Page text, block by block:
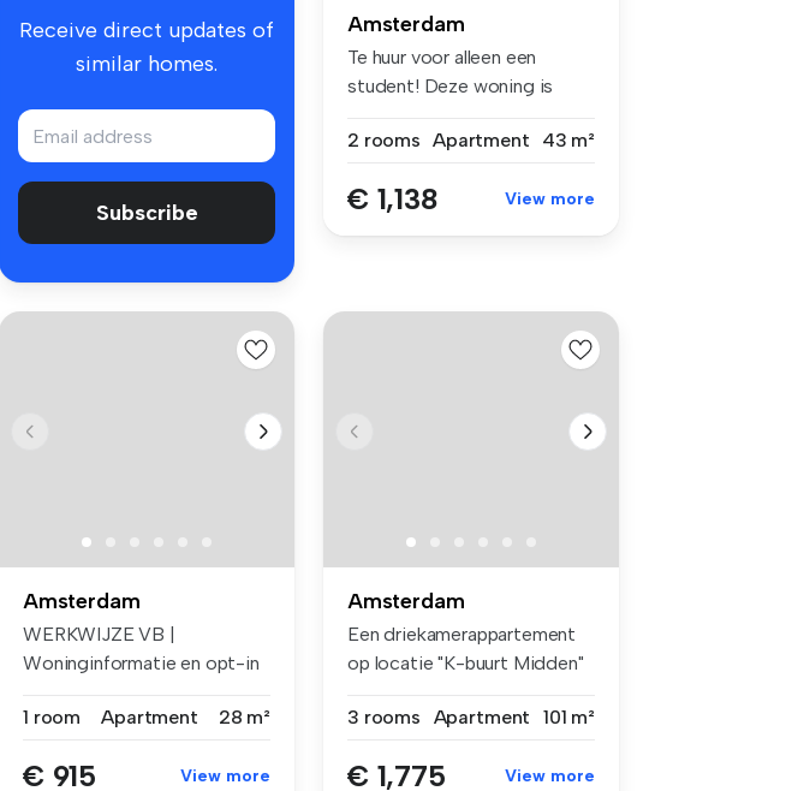
Receive direct updates of
similar homes.
Subscribe
Amsterdam
Te huur voor alleen een
student! Deze woning is
2 rooms Apartment 43 m²
€ 1,138 View more
Amsterdam
WERKWIJZE VB |
Woninginformatie en opt-in
1 room
Apartment 28 m²
€ 915 View more
Amsterdam
Een driekamerappartement
op locatie "K-buurt Midden"
3 rooms
Apartment 101 m²
€ 1,775 View more